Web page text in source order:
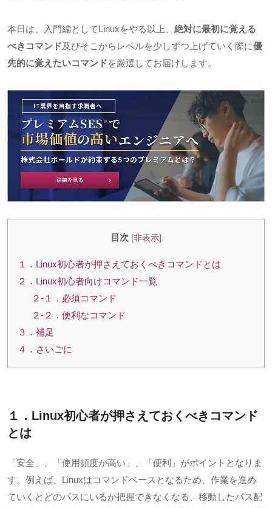
本日は、入門編としてLinuxをやる以上、 絶対に最初に覚える
べきコマンド及びそこからレベルを少しずつ上げていく際に優
先的に覚えたいコマンドを厳選してお届けします。
目次 [非表示]
１．Linux初心者が押さえておくべきコマンドとは
２．Linux初心者向けコマンド一覧
２-１．必須コマンド
２-２．便利なコマンド
３．補足
４．さいごに
１．Linux初心者が押さえておくべきコマンド
とは
「安全」、「使用頻度が高い」、「便利」がポイントとなりま
す。例えば、
Linuxはコマンドベースとなるため、作業を進め
ていくとどのパスにいるか把握できなくなる、移動したパス配